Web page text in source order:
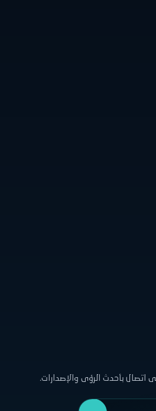
اتصال بأحدث الرؤى والإصدارات.